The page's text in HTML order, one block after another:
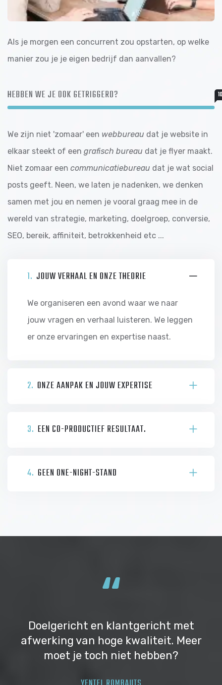
Als je morgen een concurrent zou opstarten, op welke
manier zou je je eigen bedrijf dan aanvallen?
HEBBEN WE JE OOK GETRIGGERD?
We zijn niet 'zomaar' een webbureau dat je website in
elkaar steekt of een grafisch bureau dat je flyer maakt.
Niet zomaar een communicatiebureau dat je wat social
posts geeft. Neen, we laten je nadenken, we denken
samen met jou en nemen je vooral graag mee in de
wereld van strategie, marketing, doelgroep, conversie,
SEO, bereik, affiniteit, betrokkenheid etc ...
1. JOUW VERHAAL EN ONZE THEORIE
We organiseren een avond waar we naar
jouw vragen en verhaal luisteren. We leggen
er onze ervaringen en expertise naast.
2. ONZE AANPAK EN JOUW EXPERTISE
3. EEN CO-PRODUCTIEF RESULTAAT.
4. GEEN ONE-NIGHT-STAND
“
Doelgericht en klantgericht met
afwerking van hoge kwaliteit. Meer
moet je toch niet hebben?